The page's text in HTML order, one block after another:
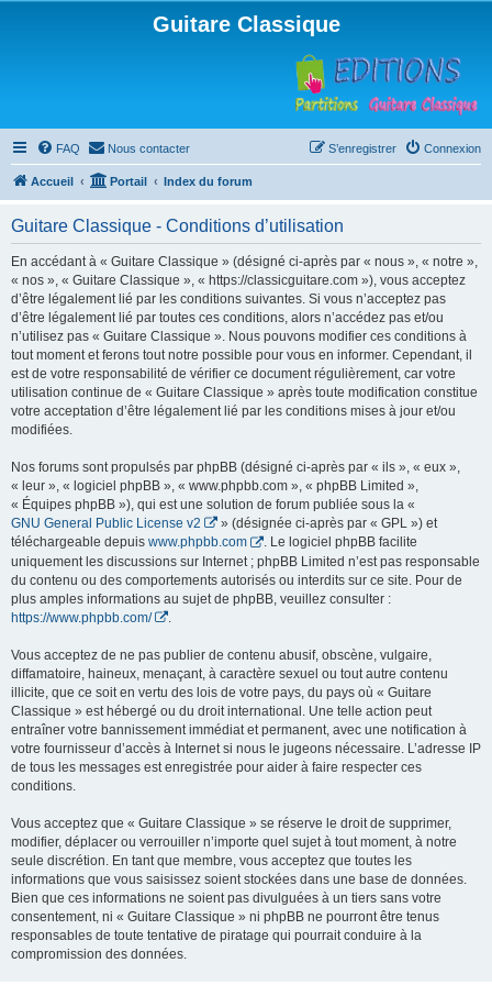
Guitare Classique
FAQ Nous contacter Connexion
S’enregistrer
Accueil Portail Index du forum
Guitare Classique - Conditions d’utilisation
En accédant à « Guitare Classique » (désigné ci-après par « nous », « notre »,
« nos », « Guitare Classique », « https://classicguitare.com »), vous acceptez
d’être légalement lié par les conditions suivantes. Si vous n’acceptez pas
d’être légalement lié par toutes ces conditions, alors n’accédez pas et/ou
n’utilisez pas « Guitare Classique ». Nous pouvons modifier ces conditions à
tout moment et ferons tout notre possible pour vous en informer. Cependant, il
est de votre responsabilité de vérifier ce document régulièrement, car votre
utilisation continue de « Guitare Classique » après toute modification constitue
votre acceptation d’être légalement lié par les conditions mises à jour et/ou
modifiées.
Nos forums sont propulsés par phpBB (désigné ci-après par « ils », « eux »,
« leur », « logiciel phpBB », « www.phpbb.com », « phpBB Limited »,
« Équipes phpBB »), qui est une solution de forum publiée sous la «
GNU General Public License v2
» (désignée ci-après par « GPL ») et
téléchargeable depuis www.phpbb.com
. Le logiciel phpBB facilite
uniquement les discussions sur Internet ; phpBB Limited n’est pas responsable
du contenu ou des comportements autorisés ou interdits sur ce site. Pour de
plus amples informations au sujet de phpBB, veuillez consulter :
https://www.phpbb.com/
Vous acceptez de ne pas publier de contenu abusif, obscène, vulgaire,
diffamatoire, haineux, menaçant, à caractère sexuel ou tout autre contenu
illicite, que ce soit en vertu des lois de votre pays, du pays où « Guitare
Classique » est hébergé ou du droit international. Une telle action peut
entraîner votre bannissement immédiat et permanent, avec une notification à
votre fournisseur d’accès à Internet si nous le jugeons nécessaire. L’adresse IP
de tous les messages est enregistrée pour aider à faire respecter ces
conditions.
Vous acceptez que « Guitare Classique » se réserve le droit de supprimer,
modifier, déplacer ou verrouiller n’importe quel sujet à tout moment, à notre
seule discrétion. En tant que membre, vous acceptez que toutes les
informations que vous saisissez soient stockées dans une base de données.
Bien que ces informations ne soient pas divulguées à un tiers sans votre
consentement, ni « Guitare Classique » ni phpBB ne pourront être tenus
responsables de toute tentative de piratage qui pourrait conduire à la
compromission des données.